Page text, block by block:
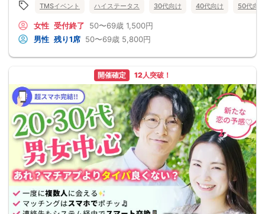
TMSイベント ハイステータス 30代向け 40代向け 50代向け
女性 受付終了 50〜69歳 1,500円
男性 残り1席 50〜69歳 5,800円
開催確定 12人突破！